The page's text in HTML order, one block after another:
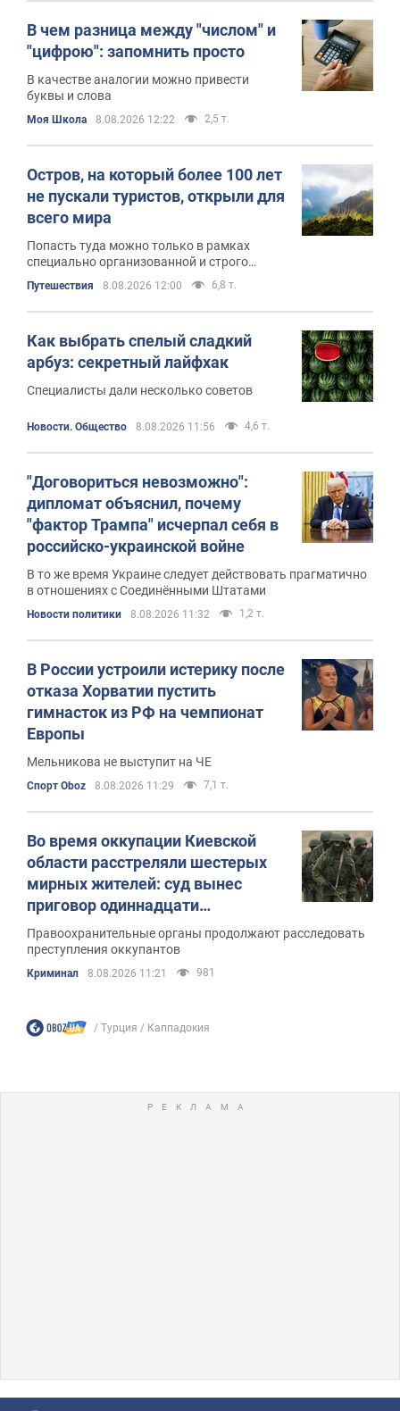
В чем разница между "числом" и
"цифрою": запомнить просто
В качестве аналогии можно привести
буквы и слова
Моя Школа 8.08.2026 12:22 2,5 т.
Остров, на который более 100 лет
не пускали туристов, открыли для
всего мира
Попасть туда можно только в рамках
специально организованной и строго
Путешествия 8.08.2026 12:00 6,8 т.
Как выбрать спелый сладкий
арбуз: секретный лайфхак
Специалисты дали несколько советов
Новости. Общество 8.08.2026 11:56 4,6 т.
"Договориться невозможно":
дипломат объяснил, почему
"фактор Трампа" исчерпал себя в
российско-украинской войне
В то же время Украине следует действовать прагматично
в отношениях с Соединёнными Штатами
Новости политики 8.08.2026 11:32 1,2 т.
В России устроили истерику после
отказа Хорватии пустить
гимнасток из РФ на чемпионат
Европы
Мельникова не выступит на ЧЕ
Спорт Oboz 8.08.2026 11:29 7,1 т.
Во время оккупации Киевской
области расстреляли шестерых
мирных жителей: суд вынес
приговор одиннадцати
военнослужащим РФ. Фото
Правоохранительные органы продолжают расследовать
преступления оккупантов
Криминал 8.08.2026 11:21 981
Турция Каппадокия